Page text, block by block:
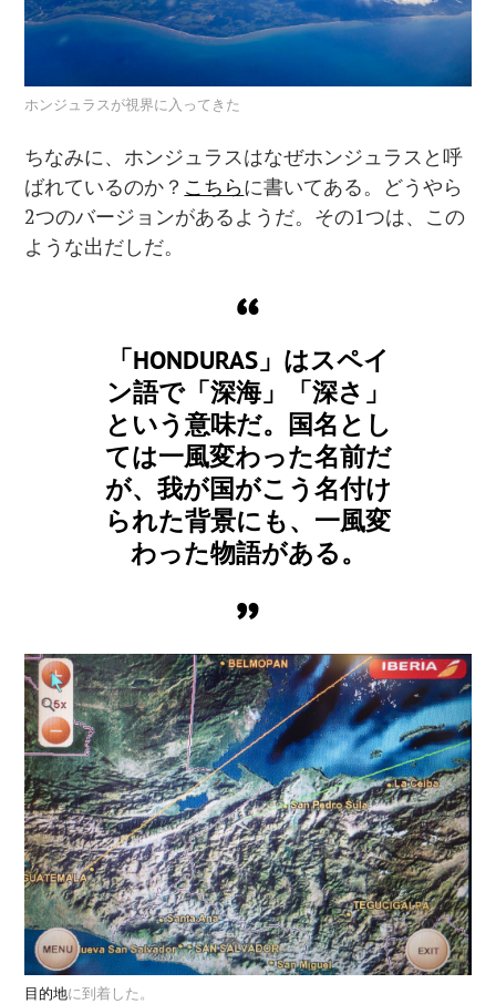
ホンジュラスが視界に入ってきた
ちなみに、ホンジュラスはなぜホンジュラスと呼
ばれているのか？ こちらに書いてある。どうやら
2つのバージョンがあるようだ。その1つは、この
ような出だしだ。
「HONDURAS」はスペイ
ン語で「深海」「深さ」
という意味だ。国名とし
ては一風変わった名前だ
が、我が国がこう名付け
られた背景にも、一風変
わった物語がある。
目的地に到着した。